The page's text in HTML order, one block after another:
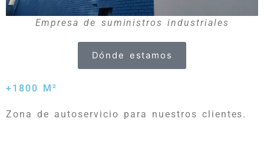
Empresa de suministros industriales
Dónde estamos
+1800 M²
Zona de autoservicio para nuestros clientes.